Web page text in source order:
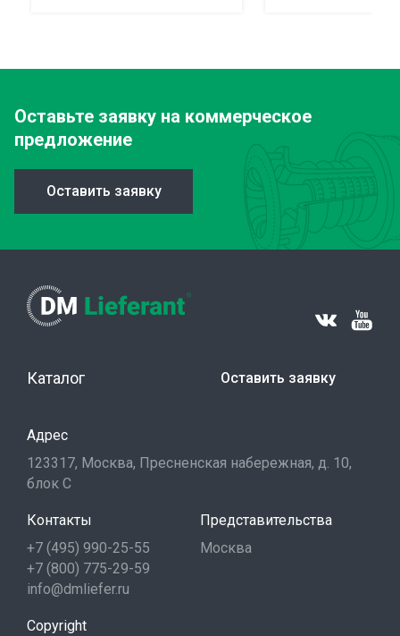
Оставьте заявку на коммерческое
предложение
Оставить заявку
Каталог Оставить заявку
Адрес
123317, Москва, Пресненская набережная, д. 10,
блок С
Контакты
+7 (495) 990-25-55
+7 (800) 775-29-59
info@dmliefer.ru
Представительства
Москва
Copyright